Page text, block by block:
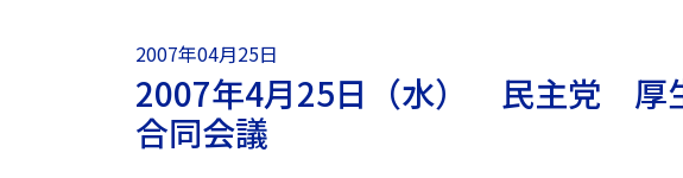
2007年04月25日
2007年4月25日（水） 民主党 厚
合同会議